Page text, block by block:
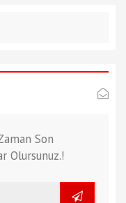
Son
Olursunuz.!